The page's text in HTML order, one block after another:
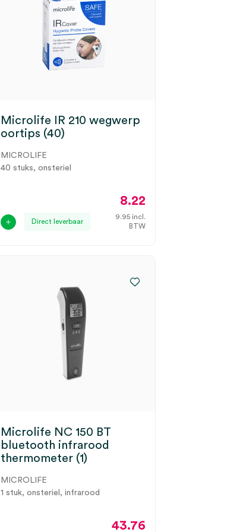
Microlife IR 210 wegwerp
oortips (40)
MICROLIFE
40 stuks, onsteriel
Direct leverbaar
8.22
9.95 incl.
BTW
Microlife NC 150 BT
bluetooth infrarood
thermometer (1)
MICROLIFE
1 stuk, onsteriel, infrarood
43.76